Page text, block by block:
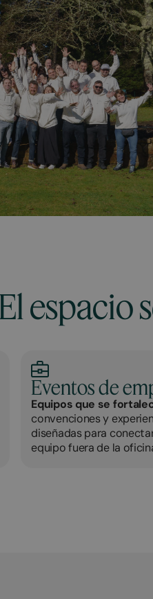
espacio
Eventos de
Equipos que se
convenciones y
diseñadas para
equipo fuera de la